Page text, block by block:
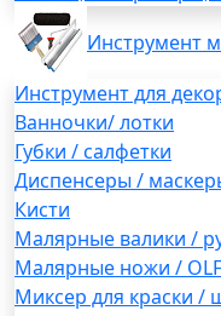
Инструмент
Инструмент для
Ванночки/ лотки
Губки / салфетки
Диспенсеры /
Кисти
Малярные валики /
Малярные ножи /
Миксер для краски /